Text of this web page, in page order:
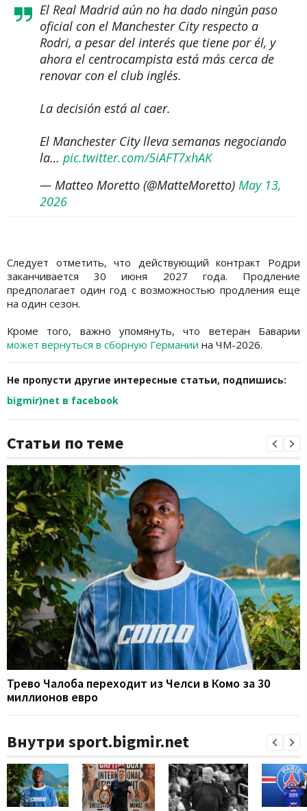
El Real Madrid aún no ha dado ningún paso
oficial con el Manchester City respecto a
Rodri, a pesar del interés que tiene por él, y
ahora el centrocampista está más cerca de
renovar con el club inglés.
La decisión está al caer.
El Manchester City lleva semanas negociando
la… pic.twitter.com/5iAFT7xhAK
— Matteo Moretto (@MatteMoretto) May 13,
2026
Следует отметить, что действующий контракт Родри
заканчивается 30 июня 2027 года. Продление
предполагает один год с возможностью продления еще
на один сезон.
Кроме того, важно упомянуть, что ветеран Баварии
может вернуться в сборную Германии на ЧМ-2026.
Не пропусти другие интересные статьи, подпишись:
bigmir)net в facebook
Статьи по теме
Трево Чалоба переходит из Челси в Комо за 30
миллионов евро
Внутри sport.bigmir.net